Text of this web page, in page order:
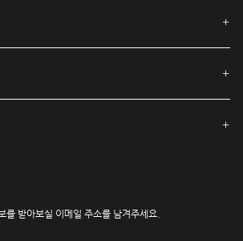
를 받아보실 이메일 주소를 남겨주세요.